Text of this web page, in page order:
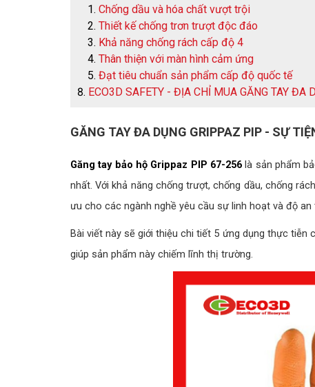
Chống dầu và hóa chất vượt trội
Thiết kế chống trơn trượt độc đáo
Khả năng chống rách cấp độ 4
Thân thiện với màn hình cảm ứng
Đạt tiêu chuẩn sản phẩm cấp độ quốc tế
ECO3D SAFETY - ĐỊA CHỈ MUA GĂNG TAY ĐA
GĂNG TAY ĐA DỤNG GRIPPAZ PIP - SỰ
Găng tay bảo hộ Grippaz PIP 67-256 là sản phẩm
nhất. Với khả năng chống trượt, chống dầu, chống
ưu cho các ngành nghề yêu cầu sự linh hoạt và độ an
Bài viết này sẽ giới thiệu chi tiết 5 ứng dụng thực tiễn
giúp sản phẩm này chiếm lĩnh thị trường.